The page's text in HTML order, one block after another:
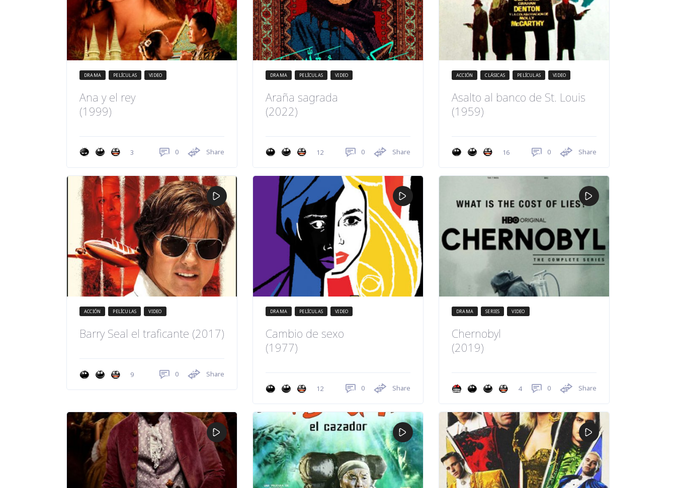
DRAMA PELÍCULAS VIDEO
Ana y el rey
(1999)
3 0 Share
DRAMA PELÍCULAS VIDEO
Araña sagrada
(2022)
12 0 Share
ACCIÓN CLÁSICAS PELÍCULAS VIDEO
Asalto al banco de St. Louis
(1959)
16 0 Share
ACCIÓN PELÍCULAS VIDEO
Barry Seal el traficante (2017)
9 0 Share
DRAMA PELÍCULAS VIDEO
Cambio de sexo
(1977)
12 0 Share
DRAMA SERIES VIDEO
Chernobyl
(2019)
4 0 Share